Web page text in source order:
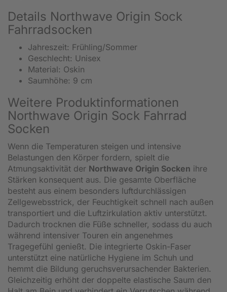
Details Northwave Origin Sock
Fahrradsocken
Jahreszeit: Frühling/Sommer
Geschlecht: Unisex
Material: Oskin
Saumhöhe: 9 cm
Weitere Produktinformationen
Northwave Origin Sock Fahrrad
Socken
Wenn die Temperaturen steigen und intensive
Belastungen den Körper fordern, spielt die
Atmungsaktivität der Northwave Origin Socken ihre
Stärken konsequent aus. Die gesamte Oberfläche
besteht aus einem besonders luftdurchlässigen
Zellgewebsstrick, der Feuchtigkeit schnell nach außen
transportiert und die Luftzirkulation aktiv unterstützt.
Dadurch trocknen die Füße schneller, sodass du auch
während intensiver Touren ein angenehmes
Tragegefühl genießt. Die integrierte Oskin-Faser
unterstützt eine natürliche Hygiene im Schuh und
hemmt die Bildung geruchsverursachender Bakterien.
Gleichzeitig erhöht der doppelte elastische Saum den